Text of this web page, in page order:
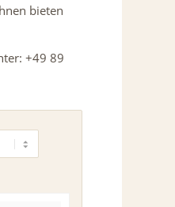
bieten
+49 89